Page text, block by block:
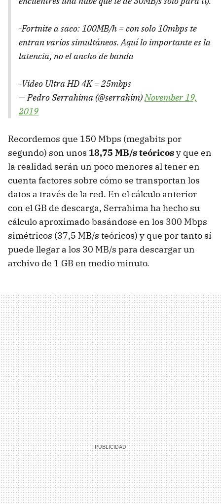
-Fortnite a saco: 100MB/h = con solo 10mbps te
entran varios simultáneos. Aquí lo importante es la
latencia, no el ancho de banda
-Video Ultra HD 4K = 25mbps
— Pedro Serrahima (@serrahim)November 19,
2019
Recordemos que 150 Mbps (megabits por
segundo) son unos 18,75 MB/s teóricosy que en
la realidad serán un poco menores al tener en
cuenta factores sobre cómo se transportan los
datos a través de la red. En el cálculo anterior
con el GB de descarga, Serrahima ha hecho su
cálculo aproximado basándose en los 300 Mbps
simétricos (37,5 MB/s teóricos) y que por tanto sí
puede llegar a los 30 MB/s para descargar un
archivo de 1 GB en medio minuto.